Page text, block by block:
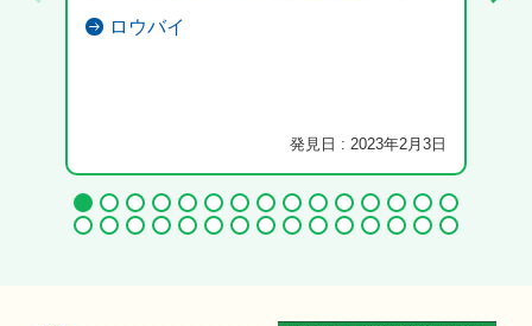
ロウバイ
発見日 : 2023年2月3日